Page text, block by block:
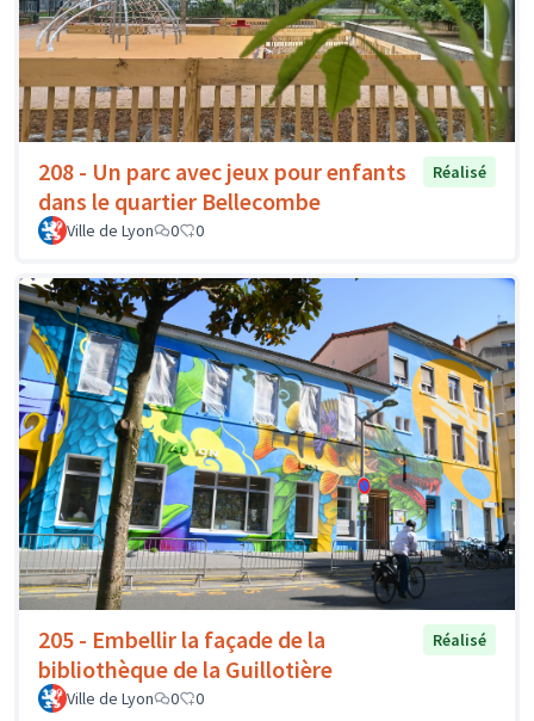
208 - Un parc avec jeux pour enfants
dans le quartier Bellecombe
Réalisé
Ville de Lyon 0 0
205 - Embellir la façade de la
bibliothèque de la Guillotière
Réalisé
Ville de Lyon 0 0